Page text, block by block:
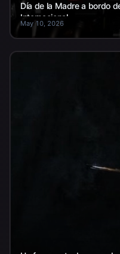
Día de la Madre a bordo
Internacional.
May 10, 2026